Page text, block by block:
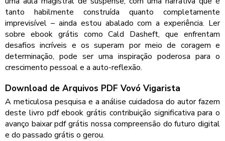
tanto habilmente construída quanto completamente
imprevisível – ainda estou abalado com a experiência. Ler
sobre ebook grátis como Cald Dasheft, que enfrentam
desafios incríveis e os superam por meio de coragem e
determinação, pode ser uma inspiração poderosa para o
crescimento pessoal e a auto-reflexão.
Download de Arquivos PDF Vovó Vigarista
A meticulosa pesquisa e a análise cuidadosa do autor fazem
deste livro pdf ebook grátis contribuição significativa para o
avanço baixar pdf grátis nossa compreensão do futuro digital
e do passado grátis o gerou.